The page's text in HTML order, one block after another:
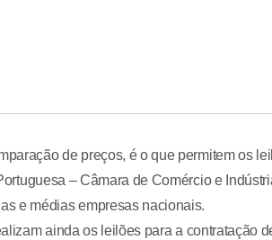
de preços, é o que permitem os
– Câmara de Comércio e
e médias empresas nacionais.
ainda os leilões para a contratação